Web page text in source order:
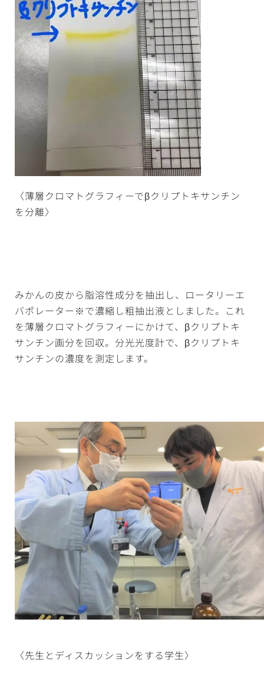
〈薄層クロマトグラフィーでβクリプトキサンチン
を分離〉
みかんの皮から脂溶性成分を抽出し、ロータリーエ
バポレーター※で濃縮し粗抽出液としました。これ
を薄層クロマトグラフィーにかけて、βクリプトキ
サンチン画分を回収。分光光度計で、βクリプトキ
サンチンの濃度を測定します。
〈先生とディスカッションをする学生〉